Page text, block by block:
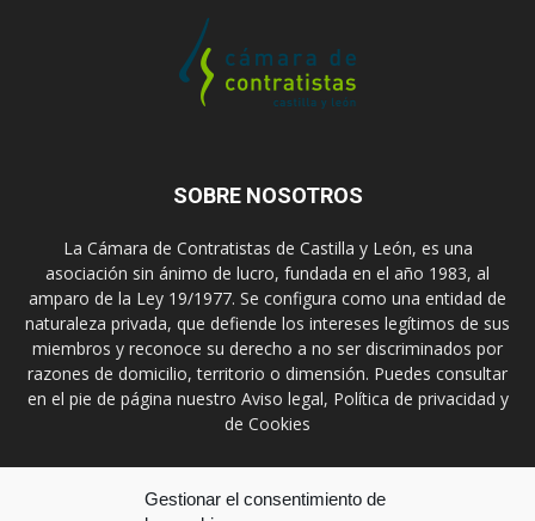
Gestionar el consentimiento de
SOBRE NOSOTROS
La Cámara de Contratistas de Castilla y León, es una
asociación sin ánimo de lucro, fundada en el año 1983, al
amparo de la Ley 19/1977. Se configura como una entidad de
naturaleza privada, que defiende los intereses legítimos de sus
miembros y reconoce su derecho a no ser discriminados por
razones de domicilio, territorio o dimensión. Puedes consultar
en el pie de página nuestro Aviso legal, Política de privacidad y
de Cookies
Contáctanos:prensa@ccontratistascyl.es